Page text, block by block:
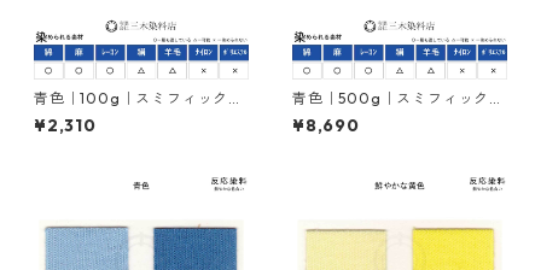
青色｜100g｜スミフィックス
スープラブルーBRF150％｜反
応染料
¥2,310
青色｜500g｜スミフィックス
スープラブルーBRF150％｜反
応染料
¥8,690